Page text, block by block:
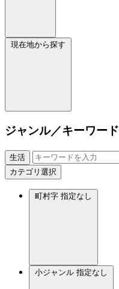
現在地から探す
ジャンル／キーワード
生活
カテゴリ選択
町村字 指定なし
小ジャンル 指定なし